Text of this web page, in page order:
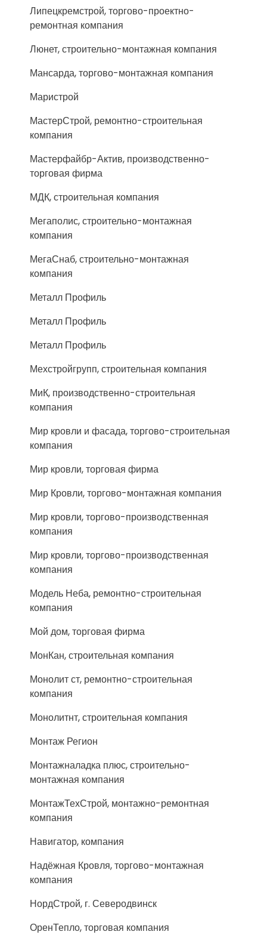
Липецкремстрой, торгово-проектно-
ремонтная компания
Люнет, строительно-монтажная компания
Мансарда, торгово-монтажная компания
Маристрой
МастерСтрой, ремонтно-строительная
компания
Мастерфайбр-Актив, производственно-
торговая фирма
МДК, строительная компания
Мегаполис, строительно-монтажная
компания
МегаСнаб, строительно-монтажная
компания
Металл Профиль
Металл Профиль
Металл Профиль
Мехстройгрупп, строительная компания
МиК, производственно-строительная
компания
Мир кровли и фасада, торгово-строительная
компания
Мир кровли, торговая фирма
Мир Кровли, торгово-монтажная компания
Мир кровли, торгово-производственная
компания
Мир кровли, торгово-производственная
компания
Модель Неба, ремонтно-строительная
компания
Мой дом, торговая фирма
МонКан, строительная компания
Монолит ст, ремонтно-строительная
компания
Монолитнт, строительная компания
Монтаж Регион
Монтажналадка плюс, строительно-
монтажная компания
МонтажТехСтрой, монтажно-ремонтная
компания
Навигатор, компания
Надёжная Кровля, торгово-монтажная
компания
НордСтрой, г. Северодвинск
ОренТепло, торговая компания